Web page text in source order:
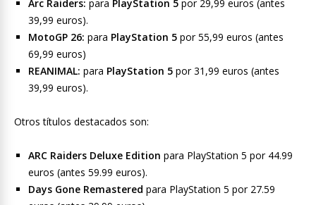
Arc Raiders: para PlayStation 5 por 29,99 euros (antes
39,99 euros).
MotoGP 26: para PlayStation 5 por 55,99 euros (antes
69,99 euros)
REANIMAL: para PlayStation 5 por 31,99 euros (antes
39,99 euros).
Otros títulos destacados son:
ARC Raiders Deluxe Edition para PlayStation 5 por 44.99
euros (antes 59.99 euros).
Days Gone Remastered para PlayStation 5 por 27.59